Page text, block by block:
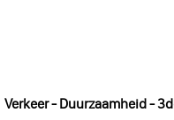
Verkeer - Duurzaamheid -